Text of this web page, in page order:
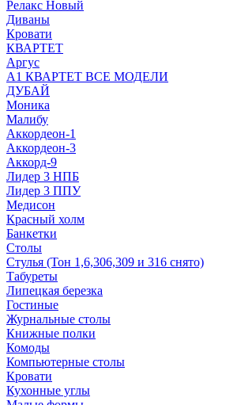
Релакс Новый
Диваны
Кровати
КВАРТЕТ
Аргус
А1 КВАРТЕТ ВСЕ МОДЕЛИ
ДУБАЙ
Моника
Малибу
Аккордеон-1
Аккордеон-3
Аккорд-9
Лидер 3 НПБ
Лидер 3 ППУ
Медисон
Красный холм
Банкетки
Столы
Стулья (Тон 1,6,306,309 и 316 снято)
Табуреты
Липецкая березка
Гостиные
Журнальные столы
Книжные полки
Комоды
Компьютерные столы
Кровати
Кухонные углы